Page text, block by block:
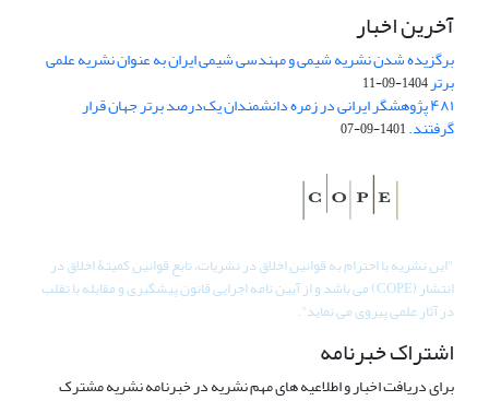
آخرین اخبار
برگزیده شدن نشریه شیمی و مهندسی شیمی ایران به عنوان نشریه علمی
برتر1404-09-11
۴۸۱ پژوهشگر ایرانی در زمره دانشمندان یک‌درصد برتر جهان قرار
گرفتند.1401-09-07
"این نشریه با احترام به قوانین اخلاق در نشریات، تابع قوانین کمیتۀ اخلاق در
انتشار (COPE) می باشد و از آیین نامه اجرایی قانون پیشگیری و مقابله با تقلب
در آثار علمی پیروی می نماید".
اشتراک خبرنامه
برای دریافت اخبار و اطلاعیه های مهم نشریه در خبرنامه نشریه مشترک